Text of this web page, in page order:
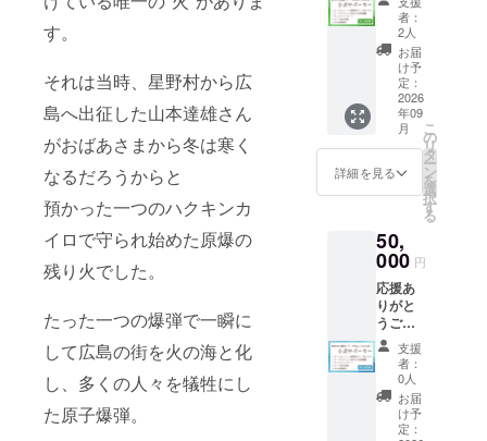
す。
それは当時、星野村から広
島へ出征した山本達雄さん
がおばあさまから冬は寒く
なるだろうからと
預かった一つのハクキンカ
イロで守られ始めた原爆の
残り火でした。
たった一つの爆弾で一瞬に
して広島の街を火の海と化
し、多くの人々を犠牲にし
た原子爆弾。
③ ピー
スキャ
ンドル
ライブ
配信へ
の参加
ガイド
をお送
りしま
す。 ④
ドル終
了後(9
月頃)に
活動報
告をお
知らせ
しま
す。
す！ ①
ピース
キャン
ドル開
催の主
催権。
(8月~9
月上旬
までの
日程に
限る) ②
ピース
ション
SNSに
て、公
式サ
ポー
ターと
してお
名前を
掲載。
③ 募集
期間終
了後、
者：
2人
お届
け予
定：
2026
年09
月
詳細を見る
こ
の
リ
タ
ー
ン
を
選
択
す
る
50,
000 円
応援あ
りがと
うござ
いま
す！ ①
ピース
キャン
ドル開
催の主
支援
者：
0人
お届
け予
定：